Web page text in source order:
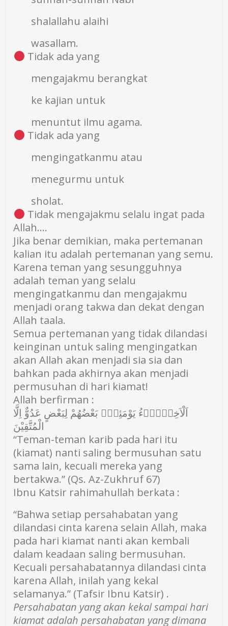
shalallahu alaihi
wasallam.
Tidak ada yang
mengajakmu berangkat
ke kajian untuk
menuntut ilmu agama.
Tidak ada yang
mengingatkanmu atau
menegurmu untuk
sholat.
Tidak mengajakmu selalu ingat pada
Allah….
Jika benar demikian, maka pertemanan
kalian itu adalah pertemanan yang semu.
Karena teman yang sesungguhnya
adalah teman yang selalu
mengingatkanmu dan mengajakmu
menjadi orang takwa dan dekat dengan
Allah taala.
Semua pertemanan yang tidak dilandasi
keinginan untuk saling mengingatkan
akan Allah akan menjadi sia sia dan
bahkan pada akhirnya akan menjadi
permusuhan di hari kiamat!
Allah berfirman :
اَلْاَخِلَّاۤءُ يَوْمَئِذٍۢ بَعْضُهُمْ لِبَعْضٍ عَدُوٌّ اِلَّا
الْمُتَّقِيْنَ
“Teman-teman karib pada hari itu
(kiamat) nanti saling bermusuhan satu
sama lain, kecuali mereka yang
bertakwa.” (Qs. Az-Zukhruf 67)
Ibnu Katsir rahimahullah berkata :
“Bahwa setiap persahabatan yang
dilandasi cinta karena selain Allah, maka
pada hari kiamat nanti akan kembali
dalam keadaan saling bermusuhan.
Kecuali persahabatannya dilandasi cinta
karena Allah, inilah yang kekal
selamanya.” (Tafsir Ibnu Katsir) .
Persahabatan yang akan kekal sampai hari
kiamat adalah persahabatan yang dimana